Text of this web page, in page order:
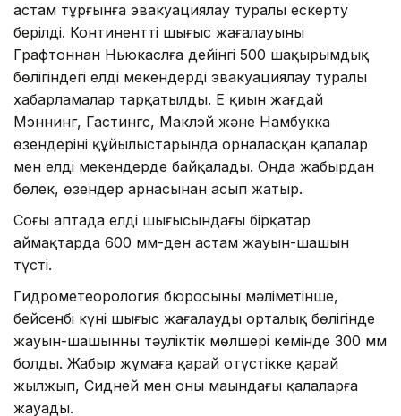
астам тұрғынға эвакуациялау туралы ескерту
берілді. Континенттің шығыс жағалауының
Графтоннан Ньюкаслға дейінгі 500 шақырымдық
бөлігіндегі елді мекендерді эвакуациялау туралы
хабарламалар тарқатылды. Ең қиын жағдай
Мэннинг, Гастингс, Маклэй және Намбукка
өзендерінің құйылыстарында орналасқан қалалар
мен елді мекендерде байқалады. Онда жаңбырдан
бөлек, өзендер арнасынан асып жатыр.
Соңғы аптада елдің шығысындағы бірқатар
аймақтарда 600 мм-ден астам жауын-шашын
түсті.
Гидрометеорология бюросының мәліметінше,
бейсенбі күні шығыс жағалаудың орталық бөлігінде
жауын-шашынның тәуліктік мөлшері кемінде 300 мм
болды. Жаңбыр жұмаға қарай оңтүстікке қарай
жылжып, Сидней мен оның маңындағы қалаларға
жауады.